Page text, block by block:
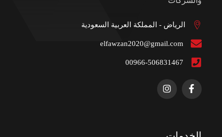
الرياض - المملكة العربية السعودية
elfawzan2020@gmail.com
00966-506831467